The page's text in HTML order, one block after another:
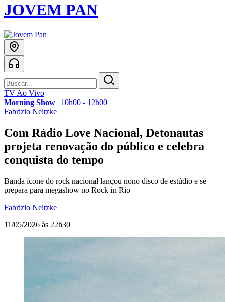
JOVEM PAN
TV Ao Vivo
Morning Show | 10h00 - 12h00
Fabrizio Neitzke
Com Rádio Love Nacional, Detonautas
projeta renovação do público e celebra
conquista do tempo
Banda ícone do rock nacional lançou nono disco de estúdio e se
prepara para megashow no Rock in Rio
Fabrizio Neitzke
11/05/2026 às 22h30